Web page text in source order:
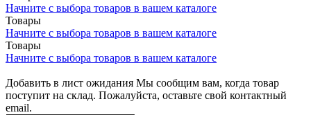
Начните с выбора товаров в вашем каталоге
Товары
Начните с выбора товаров в вашем каталоге
Товары
Начните с выбора товаров в вашем каталоге
Добавить в лист ожидания Мы сообщим вам, когда товар
поступит на склад. Пожалуйста, оставьте свой контактный
email.